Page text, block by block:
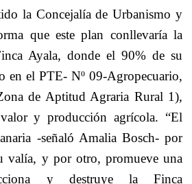
la Concejalía de Urbanismo y
que este plan conllevaría la
Ayala, donde el 90% de su
en el PTE- Nº 09-Agropecuario,
de Aptitud Agraria Rural 1),
y producción agrícola. “El
-señaló Amalia Bosch- por
valía, y por otro, promueve una
y destruye la Finca